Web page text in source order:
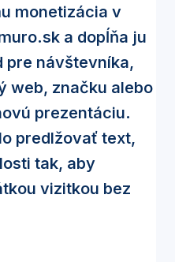
monetizácia v
a dopĺňa ju
pre návštevníka,
web, značku alebo
prezentáciu.
predlžovať text,
tak, aby
vizitkou bez